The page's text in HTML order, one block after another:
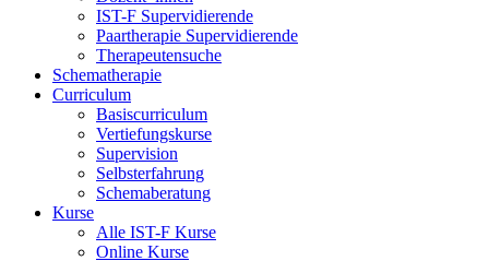
IST-F Supervidierende
Paartherapie Supervidierende
Therapeutensuche
Schematherapie
Curriculum
Basiscurriculum
Vertiefungskurse
Supervision
Selbsterfahrung
Schemaberatung
Kurse
Alle IST-F Kurse
Online Kurse